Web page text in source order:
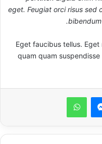
eget. Feugiat orci risus sed
Eget faucibus tellus.
quam quam
ماسنجر واتساب